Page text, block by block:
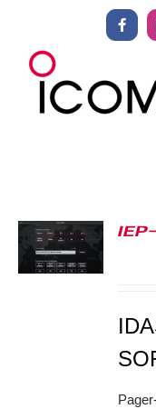
springen